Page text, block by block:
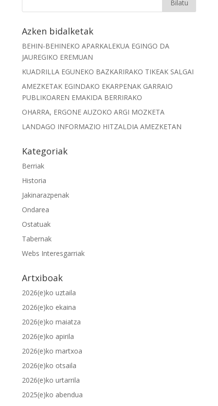
Azken bidalketak
BEHIN-BEHINEKO APARKALEKUA EGINGO DA
JAUREGIKO EREMUAN
KUADRILLA EGUNEKO BAZKARIRAKO TIKEAK SALGAI
AMEZKETAK EGINDAKO EKARPENAK GARRAIO
PUBLIKOAREN EMAKIDA BERRIRAKO
OHARRA, ERGONE AUZOKO ARGI MOZKETA
LANDAGO INFORMAZIO HITZALDIA AMEZKETAN
Kategoriak
Berriak
Historia
Jakinarazpenak
Ondarea
Ostatuak
Tabernak
Webs Interesgarriak
Artxiboak
2026(e)ko uztaila
2026(e)ko ekaina
2026(e)ko maiatza
2026(e)ko apirila
2026(e)ko martxoa
2026(e)ko otsaila
2026(e)ko urtarrila
2025(e)ko abendua